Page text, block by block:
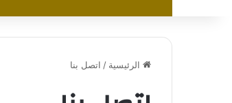
الرئيسية / اتصل بنا